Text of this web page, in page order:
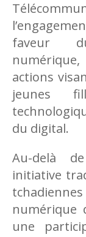
faveur
actions
jeunes
du digital.
Au-delà
initiative
numérique
une